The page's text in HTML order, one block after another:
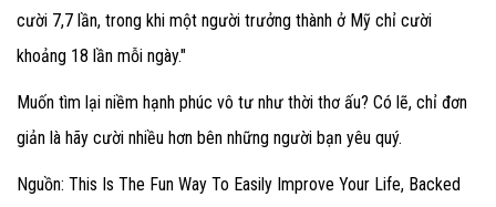
cười 7,7 lần, trong khi một người trưởng thành ở Mỹ chỉ cười
khoảng 18 lần mỗi ngày."
Muốn tìm lại niềm hạnh phúc vô tư như thời thơ ấu? Có lẽ, chỉ đơn
giản là hãy cười nhiều hơn bên những người bạn yêu quý.
Nguồn: This Is The Fun Way To Easily Improve Your Life, Backed